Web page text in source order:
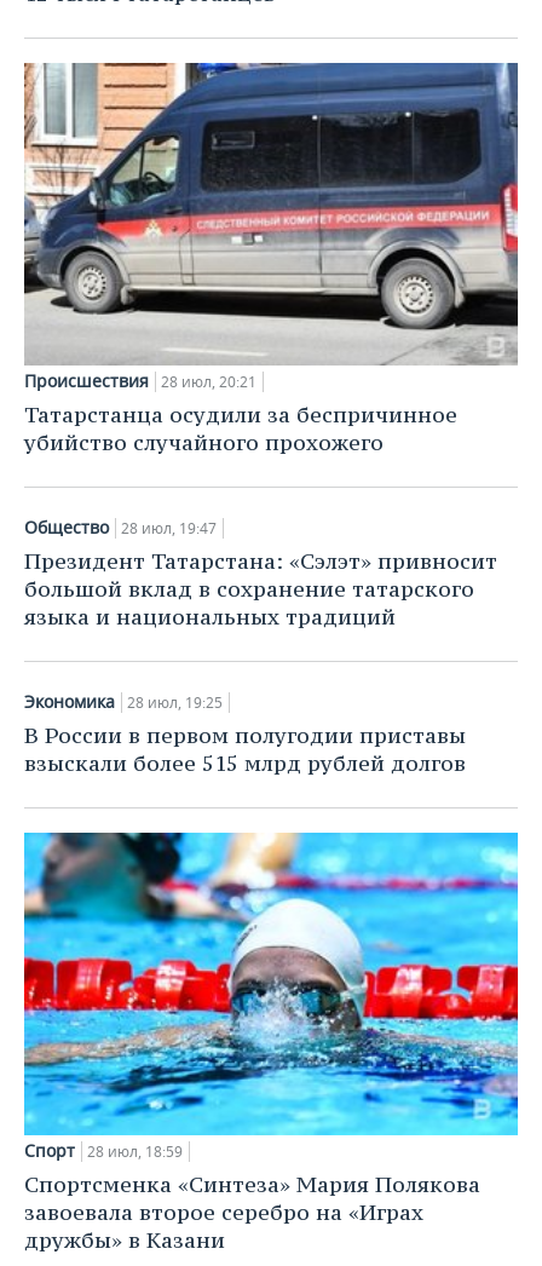
Происшествия 28 июл, 20:21
Татарстанца осудили за беспричинное
убийство случайного прохожего
Общество 28 июл, 19:47
Президент Татарстана: «Сэлэт» привносит
большой вклад в сохранение татарского
языка и национальных традиций
Экономика 28 июл, 19:25
В России в первом полугодии приставы
взыскали более 515 млрд рублей долгов
Спорт 28 июл, 18:59
Спортсменка «Синтеза» Мария Полякова
завоевала второе серебро на «Играх
дружбы» в Казани